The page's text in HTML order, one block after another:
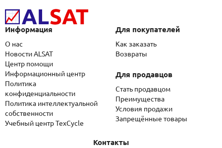
Информация
О нас
Новости ALSAT
Центр помощи
Информационный центр
Политика
конфиденциальности
Политика интеллектуальной
собственности
Учебный центр TexCycle
Для покупателей
Как заказать
Возвраты
Для продавцов
Стать продавцом
Преимущества
Условия продажи
Запрещённые товары
Контакты